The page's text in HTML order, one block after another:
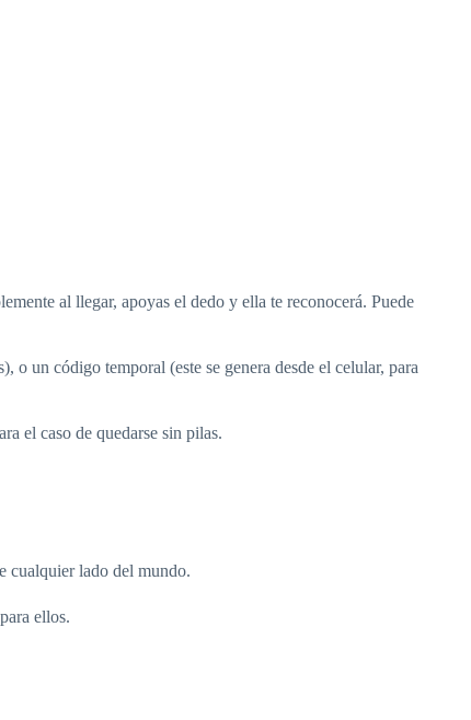
al llegar, apoyas el dedo y ella te reconocerá. Puede
un código temporal (este se genera desde el celular, para
el caso de quedarse sin pilas.
cualquier lado del mundo.
ellos.